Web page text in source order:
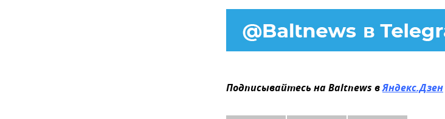
Подписывайтесь на Baltnews вЯндекс.Дзен